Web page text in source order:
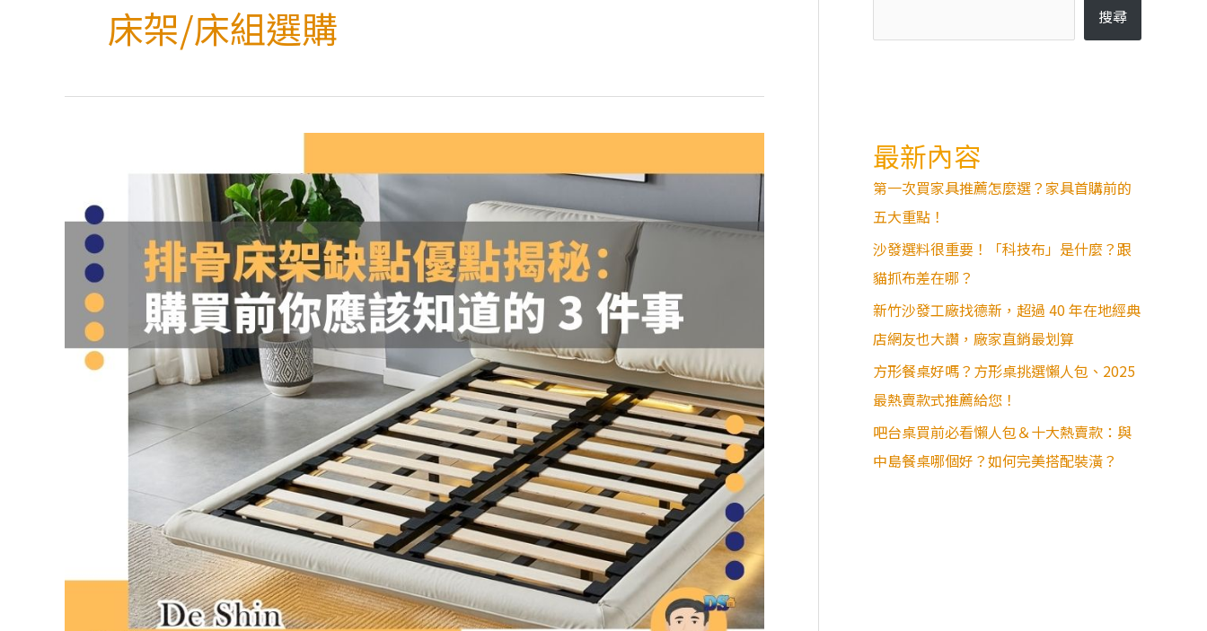
床架/床組選購
搜尋
最新內容
第一次買家具推薦怎麼選？家具首購前的
五大重點！
沙發選料很重要！「科技布」是什麼？跟
貓抓布差在哪？
新竹沙發工廠找德新，超過 40 年在地經典
店網友也大讚，廠家直銷最划算
方形餐桌好嗎？方形桌挑選懶人包、2025
最熱賣款式推薦給您！
吧台桌買前必看懶人包＆十大熱賣款：與
中島餐桌哪個好？如何完美搭配裝潢？